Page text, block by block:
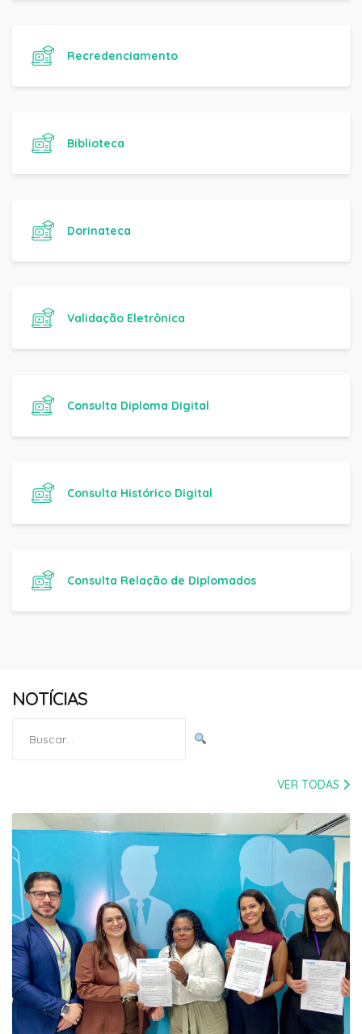
Recredenciamento
Biblioteca
Dorinateca
Validação Eletrônica
Consulta Diploma Digital
Consulta Histórico Digital
Consulta Relação de Diplomados
NOTÍCIAS
por:
VER TODAS